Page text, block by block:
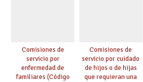
Comisiones de
servicio por
enfermedad de
familiares (Código
Comisiones de
servicio por cuidado
de hijos o de hijas
que requieran una